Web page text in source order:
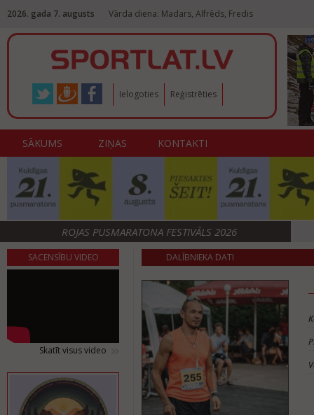
2026. gada 7. augusts Vārda diena: Madars, Alfrēds, Fredis
Ielogoties Reģistrēties
SĀKUMS ZIŅAS KONTAKTI
ROJAS PUSMARATONA FESTIVĀLS 2026
SACENSĪBU VIDEO
Skatīt visus video
DALĪBNIEKA DATI